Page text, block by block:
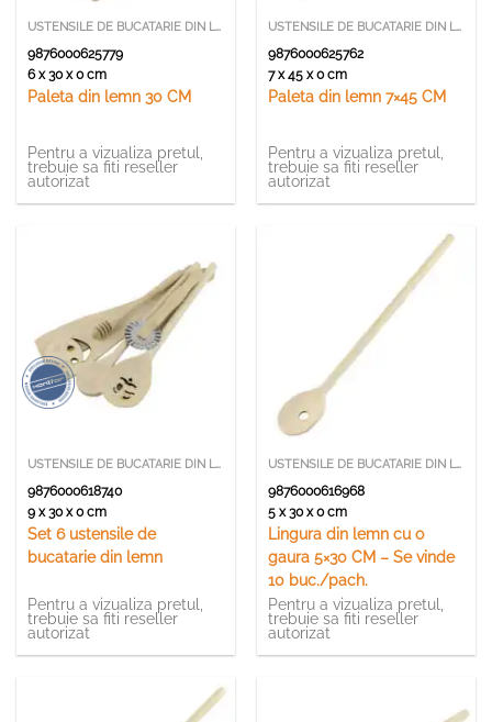
USTENSILE DE BUCATARIE DIN LEMN SI BAMBUS
9876000625779
6 x 30 x 0 cm
Paleta din lemn 30 CM
Pentru a vizualiza pretul,
trebuie sa fiti reseller
autorizat
USTENSILE DE BUCATARIE DIN LEMN SI BAMBUS
9876000625762
7 x 45 x 0 cm
Paleta din lemn 7×45 CM
Pentru a vizualiza pretul,
trebuie sa fiti reseller
autorizat
USTENSILE DE BUCATARIE DIN LEMN SI BAMBUS
9876000618740
9 x 30 x 0 cm
Set 6 ustensile de
bucatarie din lemn
Pentru a vizualiza pretul,
trebuie sa fiti reseller
autorizat
USTENSILE DE BUCATARIE DIN LEMN SI BAMBUS
9876000616968
5 x 30 x 0 cm
Lingura din lemn cu o
gaura 5×30 CM – Se vinde
10 buc./pach.
Pentru a vizualiza pretul,
trebuie sa fiti reseller
autorizat